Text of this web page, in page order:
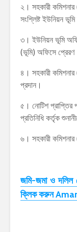
২। সহকারী
সংশ্লিষ্ট ইউনিয়ন
৩। ইউনিয়ন ভূমি
(ভূমি) অফিসে
৪। সহকারী
প্রদান।
৫। নোটিশ প্রাপ্তির
প্রতিনিধি কর্তৃক
৬। সহকারী
জমি-জমা ও দলিল
ক্লিক করুন